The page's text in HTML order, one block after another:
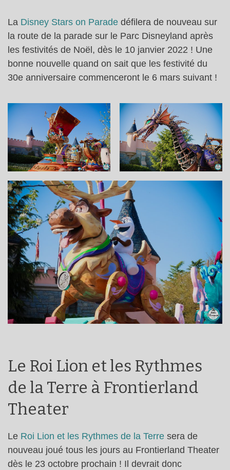
La Disney Stars on Parade défilera de nouveau sur
la route de la parade sur le Parc Disneyland après
les festivités de Noël, dès le 10 janvier 2022 ! Une
bonne nouvelle quand on sait que les festivité du
30e anniversaire commenceront le 6 mars suivant !
Le Roi Lion et les Rythmes
de la Terre à Frontierland
Theater
Le Roi Lion et les Rythmes de la Terre sera de
nouveau joué tous les jours au Frontierland Theater
dès le 23 octobre prochain ! Il devrait donc